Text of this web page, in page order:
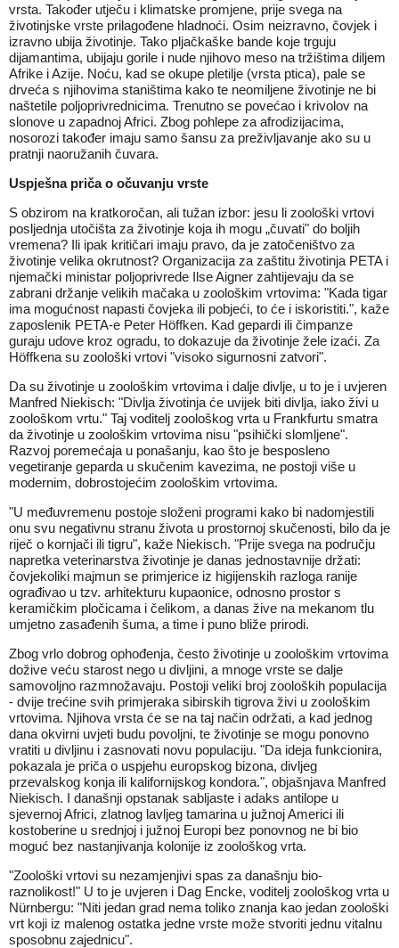
vrsta. Također utječu i klimatske promjene, prije svega na
životinjske vrste prilagođene hladnoći. Osim neizravno, čovjek i
izravno ubija životinje. Tako pljačkaške bande koje trguju
dijamantima, ubijaju gorile i nude njihovo meso na tržištima diljem
Afrike i Azije. Noću, kad se okupe pletilje (vrsta ptica), pale se
drveća s njihovima staništima kako te neomiljene životinje ne bi
naštetile poljoprivrednicima. Trenutno se povećao i krivolov na
slonove u zapadnoj Africi. Zbog pohlepe za afrodizijacima,
nosorozi također imaju samo šansu za preživljavanje ako su u
pratnji naoružanih čuvara.
Uspješna priča o očuvanju vrste
S obzirom na kratkoročan, ali tužan izbor: jesu li zoološki vrtovi
posljednja utočišta za životinje koja ih mogu „čuvati" do boljih
vremena? Ili ipak kritičari imaju pravo, da je zatočeništvo za
životinje velika okrutnost? Organizacija za zaštitu životinja PETA i
njemački ministar poljoprivrede Ilse Aigner zahtijevaju da se
zabrani držanje velikih mačaka u zoološkim vrtovima: "Kada tigar
ima mogućnost napasti čovjeka ili pobjeći, to će i iskoristiti.", kaže
zaposlenik PETA-e Peter Höffken. Kad gepardi ili čimpanze
guraju udove kroz ogradu, to dokazuje da životinje žele izaći. Za
Höffkena su zoološki vrtovi "visoko sigurnosni zatvori".
Da su životinje u zoološkim vrtovima i dalje divlje, u to je i uvjeren
Manfred Niekisch: "Divlja životinja će uvijek biti divlja, iako živi u
zoološkom vrtu." Taj voditelj zoološkog vrta u Frankfurtu smatra
da životinje u zoološkim vrtovima nisu "psihički slomljene".
Razvoj poremećaja u ponašanju, kao što je besposleno
vegetiranje geparda u skučenim kavezima, ne postoji više u
modernim, dobrostojećim zoološkim vrtovima.
"U međuvremenu postoje složeni programi kako bi nadomjestili
onu svu negativnu stranu života u prostornoj skučenosti, bilo da je
riječ o kornjači ili tigru", kaže Niekisch. "Prije svega na području
napretka veterinarstva životinje je danas jednostavnije držati:
čovjekoliki majmun se primjerice iz higijenskih razloga ranije
ograđivao u tzv. arhitekturu kupaonice, odnosno prostor s
keramičkim pločicama i čelikom, a danas žive na mekanom tlu
umjetno zasađenih šuma, a time i puno bliže prirodi.
Zbog vrlo dobrog ophođenja, često životinje u zoološkim vrtovima
dožive veću starost nego u divljini, a mnoge vrste se dalje
samovoljno razmnožavaju. Postoji veliki broj zooloških populacija
- dvije trećine svih primjeraka sibirskih tigrova živi u zoološkim
vrtovima. Njihova vrsta će se na taj način održati, a kad jednog
dana okvirni uvjeti budu povoljni, te životinje se mogu ponovno
vratiti u divljinu i zasnovati novu populaciju. "Da ideja funkcionira,
pokazala je priča o uspjehu europskog bizona, divljeg
przevalskog konja ili kalifornijskog kondora.", objašnjava Manfred
Niekisch. I današnji opstanak sabljaste i adaks antilope u
sjevernoj Africi, zlatnog lavljeg tamarina u južnoj Americi ili
kostoberine u srednjoj i južnoj Europi bez ponovnog ne bi bio
moguć bez nastanjivanja kolonije iz zoološkog vrta.
"Zoološki vrtovi su nezamjenjivi spas za današnju bio-
raznolikost!" U to je uvjeren i Dag Encke, voditelj zoološkog vrta u
Nürnbergu: "Niti jedan grad nema toliko znanja kao jedan zoološki
vrt koji iz malenog ostatka jedne vrste može stvoriti jednu vitalnu
sposobnu zajednicu".